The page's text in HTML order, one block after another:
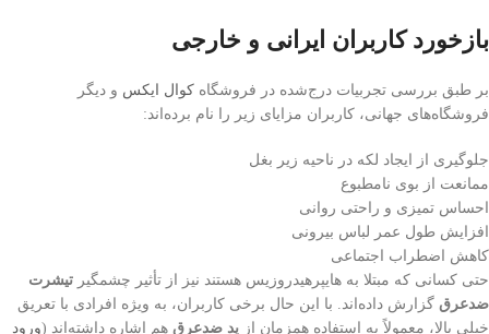
بازخورد کاربران ایرانی و خارجی
بر طبق بررسی تجربیات درج‌شده در فروشگاه کوال ایکس و دیگر
فروشگاه‌های جهانی، کاربران مزایای زیر را نام برده‌اند:
جلوگیری از ایجاد لکه در ناحیه زیر بغل
ممانعت از بوی نامطبوع
احساس تمیزی و راحتی روانی
افزایش طول عمر لباس بیرونی
کاهش اضطراب اجتماعی
حتی کسانی که مبتلا به هایپرهیدروزیس هستند نیز از تأثیر چشمگیر تیشرت
ضدعرق گزارش داده‌اند. با این حال برخی کاربران، به ویژه افرادی با تعریق
خیلی بالا، معمولاً به استفاده همزمان از پد ضدعرق هم اشاره داشته‌اند (ورود